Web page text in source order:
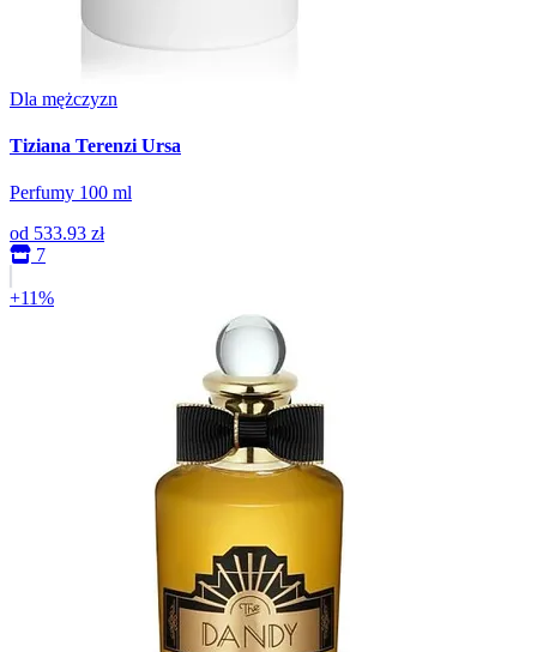
Dla mężczyzn
Tiziana Terenzi Ursa
Perfumy 100 ml
od 533.93 zł
7
+11%